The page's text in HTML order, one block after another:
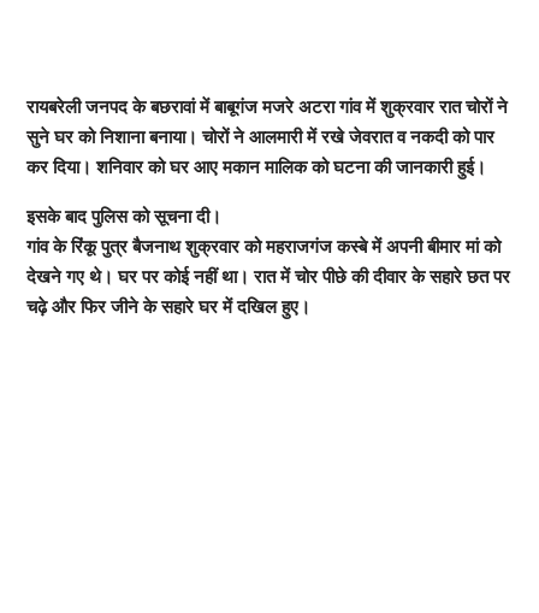
रायबरेली जनपद के बछरावां में बाबूगंज मजरे अटरा गांव में शुक्रवार रात चोरों ने
सुने घर को निशाना बनाया। चोरों ने आलमारी में रखे जेवरात व नकदी को पार
कर दिया। शनिवार को घर आए मकान मालिक को घटना की जानकारी हुई।
इसके बाद पुलिस को सूचना दी।
गांव के रिंकू पुत्र बैजनाथ शुक्रवार को महराजगंज कस्बे में अपनी बीमार मां को
देखने गए थे। घर पर कोई नहीं था। रात में चोर पीछे की दीवार के सहारे छत पर
चढ़े और फिर जीने के सहारे घर में दखिल हुए।